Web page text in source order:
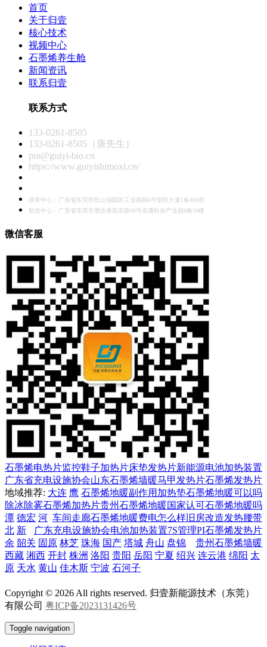
首页
关于归壹
核心技术
视频中心
石墨烯养生舱
新闻资讯
联系归壹
联系方式
133-0261-8505
133-0261-8505（唐先生）
pm@guiyi-bio.cn
https://www.guiyishimoxi.cn/
商务中心：广东省东莞市松山湖园区工业南路8号创投大厦1栋404室
制造中心：广东省东莞市寮步香园东路60号东晟科创产业园6栋10楼
微信客服
新能源电池加热装置
床垫发热片
鞋子加热片
监控
石墨烯电热片
石墨烯发热片
马甲发热片
山东石墨烯墙暖
广东省充电设施协会
石墨烯地暖可以吗
加热垫
石墨烯地暖副作用
国家认可石墨烯地暖吗
贵州石墨烯地暖
石墨烯加热片
除冰除雾
发热腰带
旧房改造
石墨烯地暖费电怎么样
车间走廊
PI石墨烯发热片
7S管理
电池加热装置
广东充电设施协会
贵州石墨烯墙暖
地域推荐: 大连 鹰
潭 德宏 河
北 新
余 韶关 固原 林芝 珠海 国产 塔城 舟山 盘锦
西藏 湘西 开封 株洲 洛阳 贵阳 岳阳 宁夏 绍兴 连云港 绵阳 太
原 天水 黄山 佳木斯 宁波 石河子
Copyright © 2026 All rights reserved. 归壹新能源技术（东莞）
有限公司 粤ICP备2023131426号
Toggle navigation